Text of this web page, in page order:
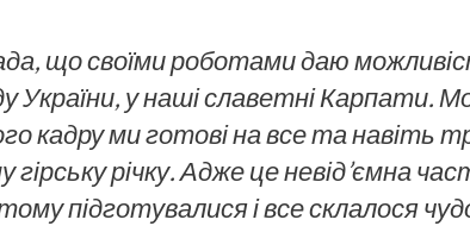
що своїми роботами даю
України, у наші славетні Карпати.
кадру ми готові на все та навіть
гірську річку. Адже це невід’ємна
підготувалися і все склалося